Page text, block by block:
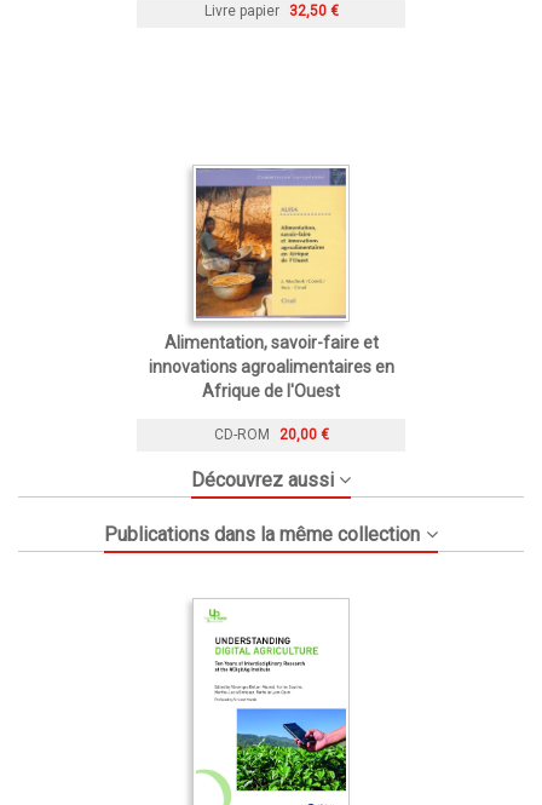
Livre papier 32,50 €
Alimentation, savoir-faire et
innovations agroalimentaires en
Afrique de l'Ouest
CD-ROM 20,00 €
Découvrez aussi
Publications dans la même collection